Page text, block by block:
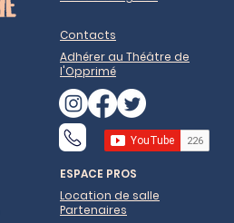
Contacts
Adhérer au Théâtre de
l'Opprimé
ESPACE PROS
Location de salle
Partenaires